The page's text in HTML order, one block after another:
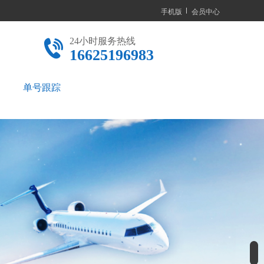
手机版 会员中心
16625196983
24小时服务热线
单号跟踪